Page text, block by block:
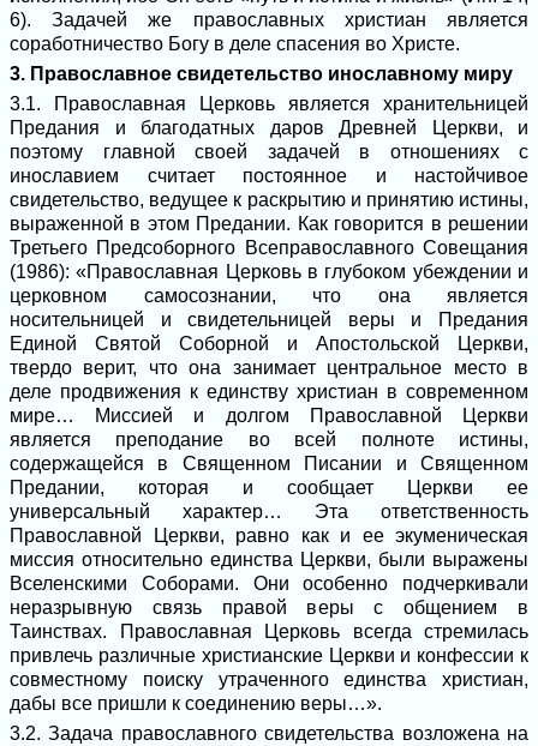
6). Задачей же православных христиан является
соработничество Богу в деле спасения во Христе.
3. Православное свидетельство инославному миру
3.1. Православная Церковь является хранительницей
Предания и благодатных даров Древней Церкви, и
поэтому главной своей задачей в отношениях с
инославием считает постоянное и настойчивое
свидетельство, ведущее к раскрытию и принятию истины,
выраженной в этом Предании. Как говорится в решении
Третьего Предсоборного Всеправославного Совещания
(1986): «Православная Церковь в глубоком убеждении и
церковном самосознании, что она является
носительницей и свидетельницей веры и Предания
Единой Святой Соборной и Апостольской Церкви,
твердо верит, что она занимает центральное место в
деле продвижения к единству христиан в современном
мире… Миссией и долгом Православной Церкви
является преподание во всей полноте истины,
содержащейся в Священном Писании и Священном
Предании, которая и сообщает Церкви ее
универсальный характер… Эта ответственность
Православной Церкви, равно как и ее экуменическая
миссия относительно единства Церкви, были выражены
Вселенскими Соборами. Они особенно подчеркивали
неразрывную связь правой веры с общением в
Таинствах. Православная Церковь всегда стремилась
привлечь различные христианские Церкви и конфессии к
совместному поиску утраченного единства христиан,
дабы все пришли к соединению веры…».
3.2. Задача православного свидетельства возложена на